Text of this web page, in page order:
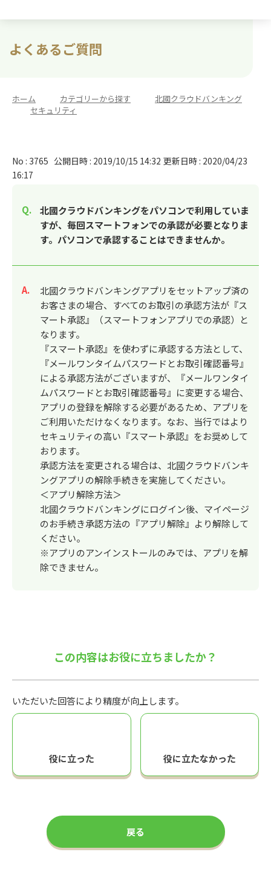
よくあるご質問
ホーム カテゴリーから探す
北國クラウドバンキング
セキュリティ
No : 3765 公開日時 : 2019/10/15 14:32 更新日時 : 2020/04/23
16:17
北國クラウドバンキングをパソコンで利用していま
すが、毎回スマートフォンでの承認が必要となりま
す。パソコンで承認することはできませんか。
回答
北國クラウドバンキングアプリをセットアップ済の
お客さまの場合、すべてのお取引の承認方法が『ス
マート承認』（スマートフォンアプリでの承認）と
なります。
『スマート承認』を使わずに承認する方法として、
『メールワンタイムパスワードとお取引確認番号』
による承認方法がございますが、『メールワンタイ
ムパスワードとお取引確認番号』に変更する場合、
アプリの登録を解除する必要があるため、アプリを
ご利用いただけなくなります。なお、当行ではより
セキュリティの高い『スマート承認』をお奨めして
おります。
承認方法を変更される場合は、北國クラウドバンキ
ングアプリの解除手続きを実施してください。
＜アプリ解除方法＞
北國クラウドバンキングにログイン後、マイページ
のお手続き承認方法の『アプリ解除』より解除して
ください。
※アプリのアンインストールのみでは、アプリを解
除できません。
この内容はお役に立ちましたか？
いただいた回答により精度が向上します。
役に立った 役に立たなかった
戻る